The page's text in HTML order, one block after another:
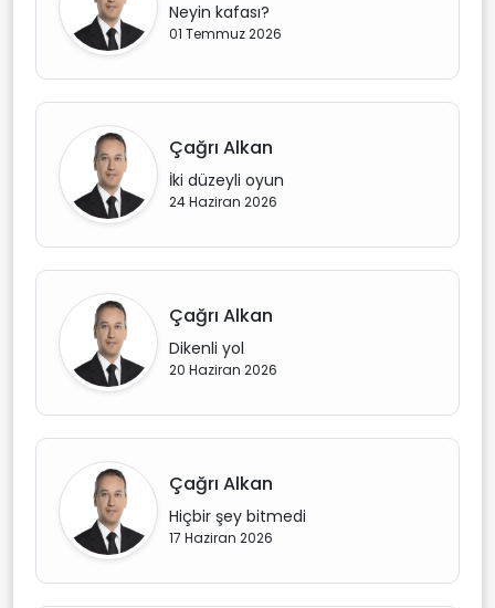
Neyin kafası?
01 Temmuz 2026
Çağrı Alkan
İki düzeyli oyun
24 Haziran 2026
Çağrı Alkan
Dikenli yol
20 Haziran 2026
Çağrı Alkan
Hiçbir şey bitmedi
17 Haziran 2026